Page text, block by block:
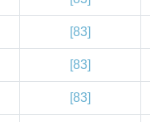
[83]
[83]
[83]